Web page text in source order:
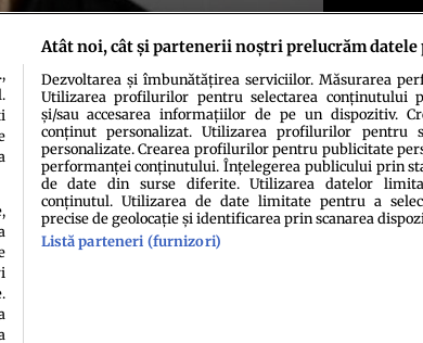
cookiesTermeni şi condiţii Echipa redacțională ContactSetări
Atât noi, cât și partenerii noștri prelucrăm datele
Dezvoltarea și îmbunătățirea serviciilor. Măsurarea
Utilizarea profilurilor pentru selectarea conținutului
și/sau accesarea informațiilor de pe un dispozitiv.
conținut personalizat. Utilizarea profilurilor pentru
personalizate. Crearea profilurilor pentru publicitate
performanței conținutului. Înțelegerea publicului prin
de date din surse diferite. Utilizarea datelor
conținutul. Utilizarea de date limitate pentru a
precise de geolocație și identificarea prin scanarea
Listă parteneri (furnizori)